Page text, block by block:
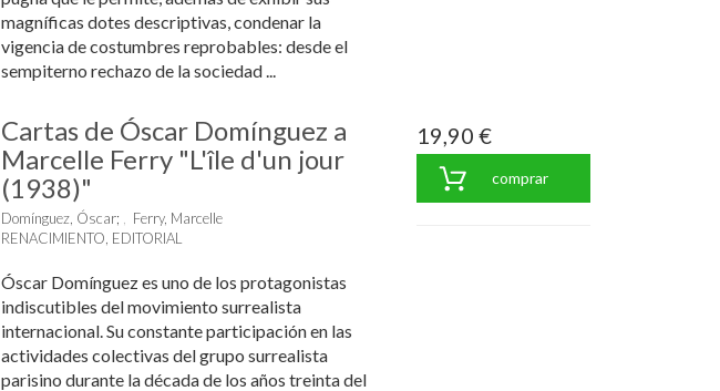
magníficas dotes descriptivas, condenar la
vigencia de costumbres reprobables: desde el
sempiterno rechazo de la sociedad ...
Cartas de Óscar Domínguez a
Marcelle Ferry "L'île d'un jour
(1938)"
Domínguez, Óscar;
Ferry, Marcelle
RENACIMIENTO, EDITORIAL
Óscar Domínguez es uno de los protagonistas
indiscutibles del movimiento surrealista
internacional. Su constante participación en las
actividades colectivas del grupo surrealista
parisino durante la década de los años treinta del
19,90 €
comprar